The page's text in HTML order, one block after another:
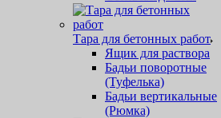
Тара для бетонных работ
Ящик для раствора
Бадьи поворотные
(Туфелька)
Бадьи вертикальные
(Рюмка)